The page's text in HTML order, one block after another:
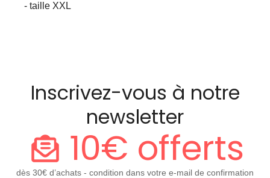
- taille XXL
Inscrivez-vous à notre
newsletter
10€ offerts
dès 30€ d’achats - condition dans votre e-mail de confirmation